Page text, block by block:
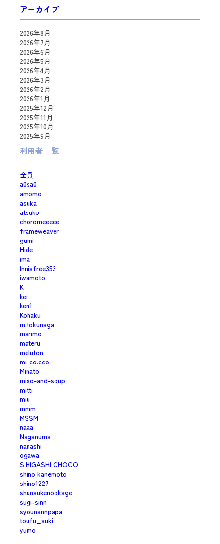
アーカイブ
2026年8月
2026年7月
2026年6月
2026年5月
2026年4月
2026年3月
2026年2月
2026年1月
2025年12月
2025年11月
2025年10月
2025年9月
利用者一覧
全員
a0sa0
amomo
asuka
atsuko
choromeeeee
frameweaver
gumi
Hide
ima
Innisfree353
iwamoto
K
kei
ken1
Kohaku
m.tokunaga
marimo
materu
meluton
mi-co.cco
Minato
miso-and-soup
mitti
miu
mmm
MSSM
naaa
Naganuma
nanashi
ogawa
S.HIGASHI CHOCO
shino kanemoto
shino1227
shunsukenookage
sugi-sinn
syounannpapa
toufu_suki
yumo